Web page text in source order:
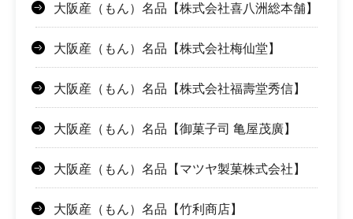
大阪産（もん）名品【株式会社喜八洲総本舗】
大阪産（もん）名品【株式会社梅仙堂】
大阪産（もん）名品【株式会社福壽堂秀信】
大阪産（もん）名品【御菓子司 亀屋茂廣】
大阪産（もん）名品【マツヤ製菓株式会社】
大阪産（もん）名品【竹利商店】